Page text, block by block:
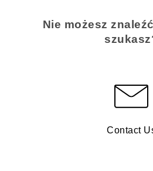
Nie możesz
Contact